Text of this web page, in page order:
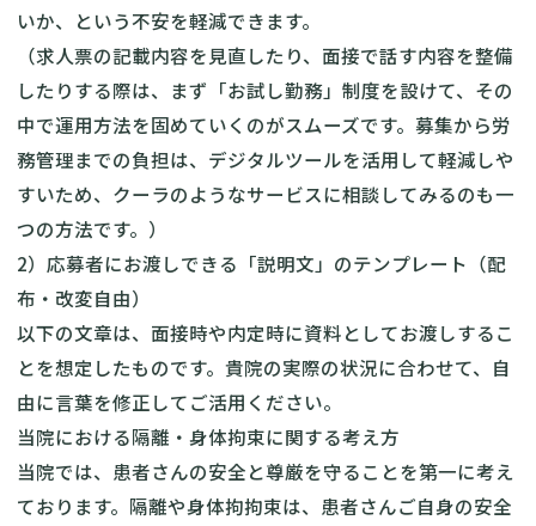
いか、という不安を軽減できます。
（求人票の記載内容を見直したり、面接で話す内容を整備
したりする際は、まず「お試し勤務」制度を設けて、その
中で運用方法を固めていくのがスムーズです。募集から労
務管理までの負担は、デジタルツールを活用して軽減しや
すいため、クーラのようなサービスに相談してみるのも一
つの方法です。）
2）応募者にお渡しできる「説明文」のテンプレート（配
布・改変自由）
以下の文章は、面接時や内定時に資料としてお渡しするこ
とを想定したものです。貴院の実際の状況に合わせて、自
由に言葉を修正してご活用ください。
当院における隔離・身体拘束に関する考え方
当院では、患者さんの安全と尊厳を守ることを第一に考え
ております。隔離や身体拘拘束は、患者さんご自身の安全